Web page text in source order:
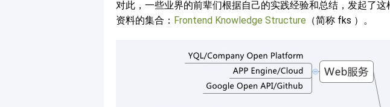
对此，一些业界的前辈们根据自己的实践经验和总结，发起了
资料的集合： Frontend Knowledge Structure （简称 fks ）。